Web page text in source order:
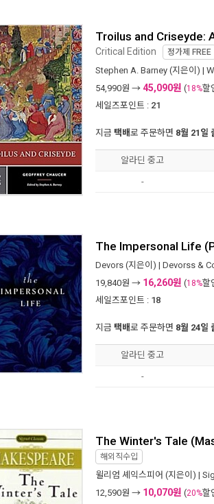
Troilus and Criseyde:
Critical Edition 정가제 FREE
Stephen A. Barney (지은이) |
54,990원 → 45,090원 (18%할
세일즈포인트 : 21
지금 택배로 주문하면 8월 21일
알라딘 중고
-
The Impersonal Life
Devors (지은이) | Devorss &
19,840원 → 16,260원 (18%할
세일즈포인트 : 18
지금 택배로 주문하면 8월 24일
알라딘 중고
-
The Winter's Tale
해외직수입
윌리엄 셰익스피어 (지은이) |
12,590원 → 10,070원 (20%할